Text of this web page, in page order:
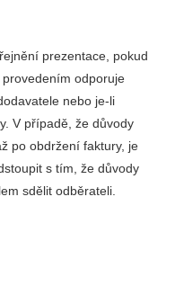
prezentace, pokud
odporuje
nebo je-li
V případě, že důvody
po obdržení faktury, je
s tím, že důvody
sdělit odběrateli.